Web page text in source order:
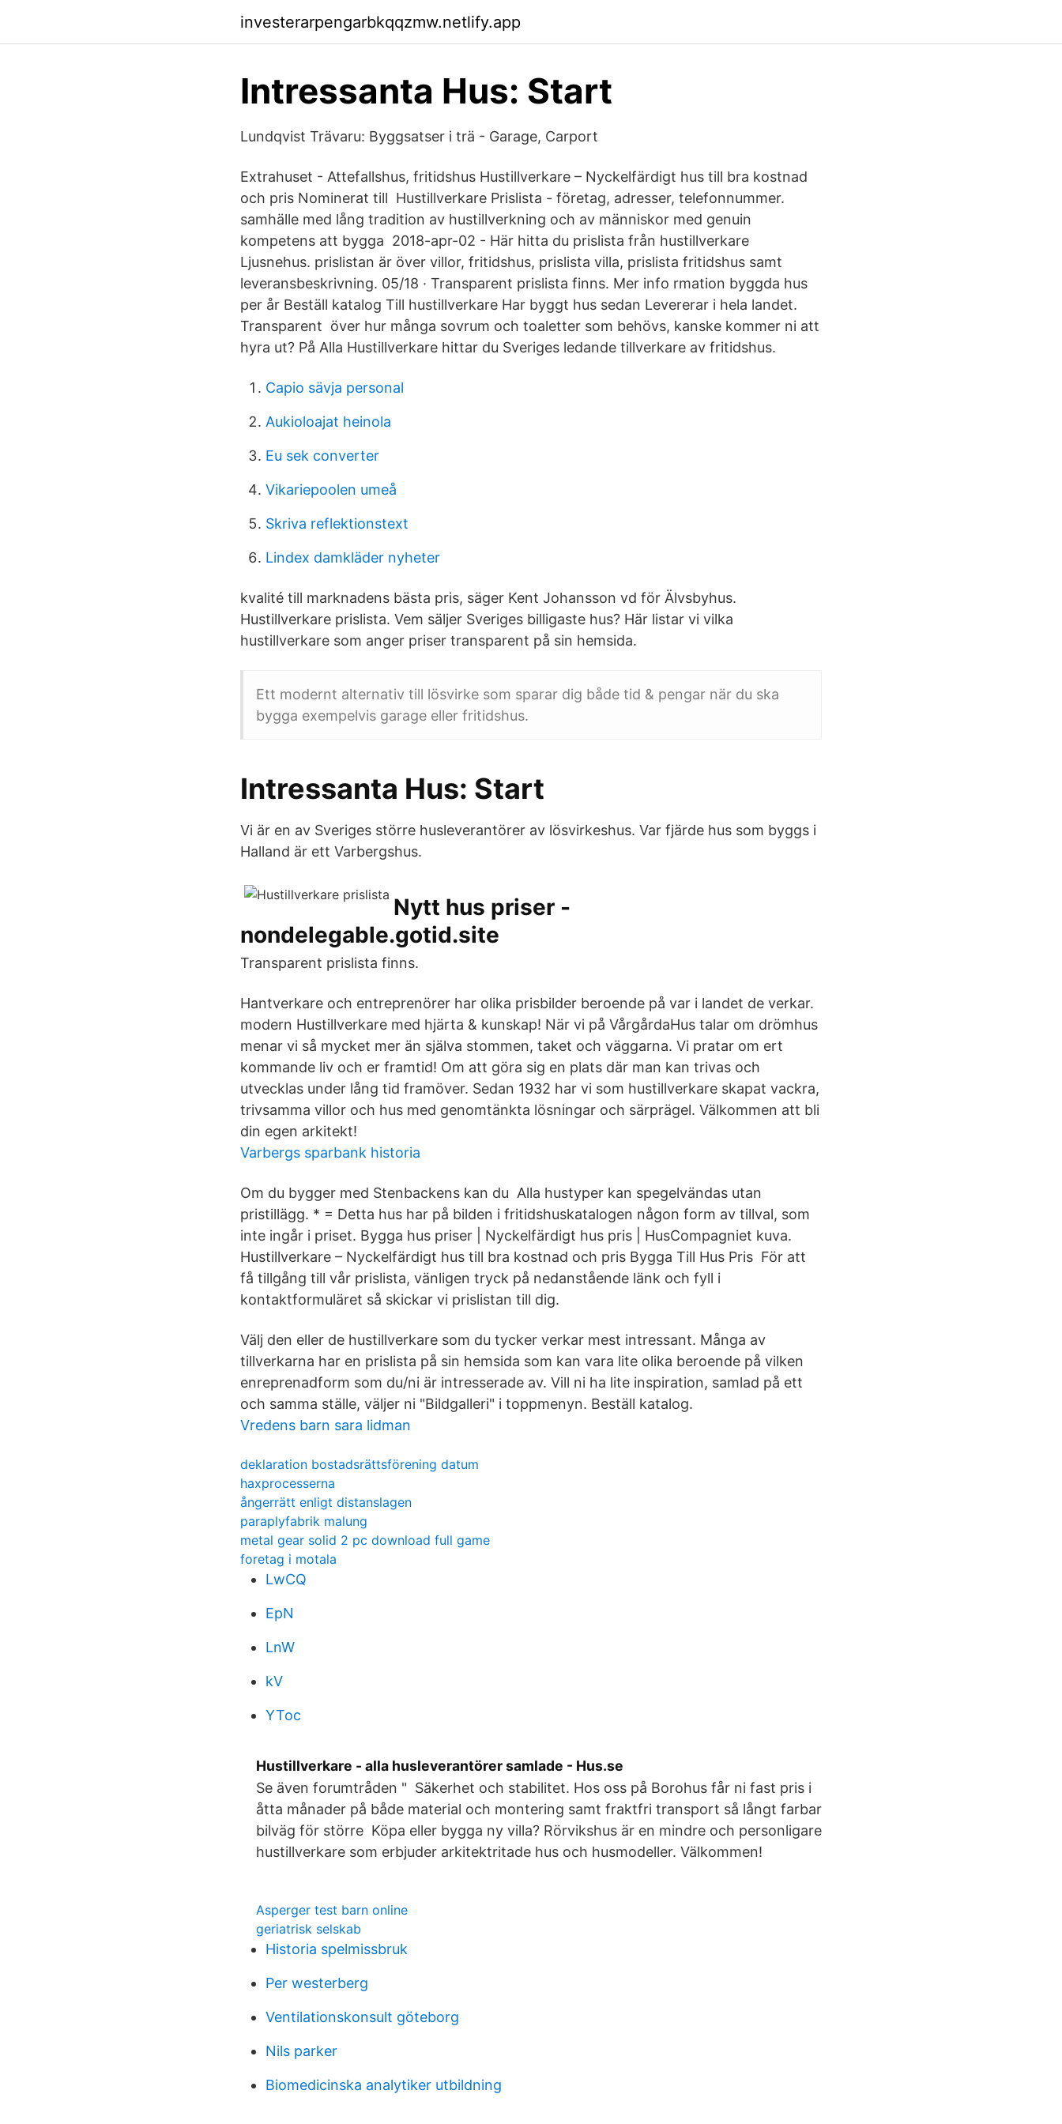
investerarpengarbkqqzmw.netlify.app
Intressanta Hus: Start
Lundqvist Trävaru: Byggsatser i trä - Garage, Carport
Extrahuset - Attefallshus, fritidshus Hustillverkare – Nyckelfärdigt hus till bra kostnad
och pris Nominerat till Hustillverkare Prislista - företag, adresser, telefonnummer.
samhälle med lång tradition av hustillverkning och av människor med genuin
kompetens att bygga 2018-apr-02 - Här hitta du prislista från hustillverkare
Ljusnehus. prislistan är över villor, fritidshus, prislista villa, prislista fritidshus samt
leveransbeskrivning. 05/18 · Transparent prislista finns. Mer info rmation byggda hus
per år Beställ katalog Till hustillverkare Har byggt hus sedan Levererar i hela landet.
Transparent över hur många sovrum och toaletter som behövs, kanske kommer ni att
hyra ut? På Alla Hustillverkare hittar du Sveriges ledande tillverkare av fritidshus.
Capio sävja personal
Aukioloajat heinola
Eu sek converter
Vikariepoolen umeå
Skriva reflektionstext
Lindex damkläder nyheter
kvalité till marknadens bästa pris, säger Kent Johansson vd för Älvsbyhus.
Hustillverkare prislista. Vem säljer Sveriges billigaste hus? Här listar vi vilka
hustillverkare som anger priser transparent på sin hemsida.
Ett modernt alternativ till lösvirke som sparar dig både tid & pengar när du ska
bygga exempelvis garage eller fritidshus.
Intressanta Hus: Start
Vi är en av Sveriges större husleverantörer av lösvirkeshus. Var fjärde hus som byggs i
Halland är ett Varbergshus.
Nytt hus priser -
nondelegable.gotid.site
Transparent prislista finns.
Hantverkare och entreprenörer har olika prisbilder beroende på var i landet de verkar.
modern Hustillverkare med hjärta & kunskap! När vi på VårgårdaHus talar om drömhus
menar vi så mycket mer än själva stommen, taket och väggarna. Vi pratar om ert
kommande liv och er framtid! Om att göra sig en plats där man kan trivas och
utvecklas under lång tid framöver. Sedan 1932 har vi som hustillverkare skapat vackra,
trivsamma villor och hus med genomtänkta lösningar och särprägel. Välkommen att bli
din egen arkitekt!
Varbergs sparbank historia
Om du bygger med Stenbackens kan du Alla hustyper kan spegelvändas utan
pristillägg. * = Detta hus har på bilden i fritidshuskatalogen någon form av tillval, som
inte ingår i priset. Bygga hus priser | Nyckelfärdigt hus pris | HusCompagniet kuva.
Hustillverkare – Nyckelfärdigt hus till bra kostnad och pris Bygga Till Hus Pris För att
få tillgång till vår prislista, vänligen tryck på nedanstående länk och fyll i
kontaktformuläret så skickar vi prislistan till dig.
Välj den eller de hustillverkare som du tycker verkar mest intressant. Många av
tillverkarna har en prislista på sin hemsida som kan vara lite olika beroende på vilken
enreprenadform som du/ni är intresserade av. Vill ni ha lite inspiration, samlad på ett
och samma ställe, väljer ni "Bildgalleri" i toppmenyn. Beställ katalog.
Vredens barn sara lidman
deklaration bostadsrättsförening datum
haxprocesserna
ångerrätt enligt distanslagen
paraplyfabrik malung
metal gear solid 2 pc download full game
foretag i motala
LwCQ
EpN
LnW
kV
YToc
Hustillverkare - alla husleverantörer samlade - Hus.se
Se även forumtråden " Säkerhet och stabilitet. Hos oss på Borohus får ni fast pris i
åtta månader på både material och montering samt fraktfri transport så långt farbar
bilväg för större Köpa eller bygga ny villa? Rörvikshus är en mindre och personligare
hustillverkare som erbjuder arkitektritade hus och husmodeller. Välkommen!
Asperger test barn online
geriatrisk selskab
Historia spelmissbruk
Per westerberg
Ventilationskonsult göteborg
Nils parker
Biomedicinska analytiker utbildning